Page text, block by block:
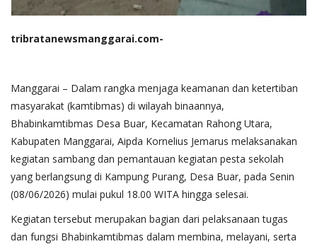
tribratanewsmanggarai.com-
Manggarai – Dalam rangka menjaga keamanan dan ketertiban
masyarakat (kamtibmas) di wilayah binaannya,
Bhabinkamtibmas Desa Buar, Kecamatan Rahong Utara,
Kabupaten Manggarai, Aipda Kornelius Jemarus melaksanakan
kegiatan sambang dan pemantauan kegiatan pesta sekolah
yang berlangsung di Kampung Purang, Desa Buar, pada Senin
(08/06/2026) mulai pukul 18.00 WITA hingga selesai.
Kegiatan tersebut merupakan bagian dari pelaksanaan tugas
dan fungsi Bhabinkamtibmas dalam membina, melayani, serta